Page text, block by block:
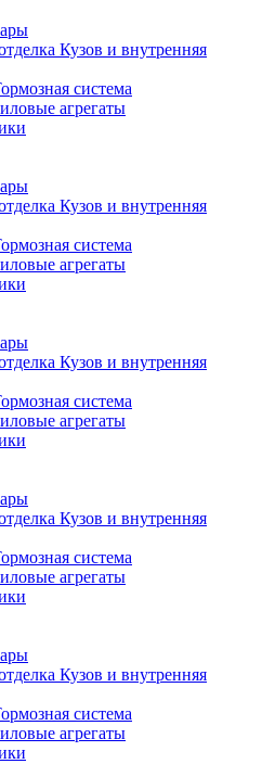
Кузов и внутренняя
система
агрегаты
Кузов и внутренняя
система
агрегаты
Кузов и внутренняя
система
агрегаты
Кузов и внутренняя
система
агрегаты
Кузов и внутренняя
система
агрегаты